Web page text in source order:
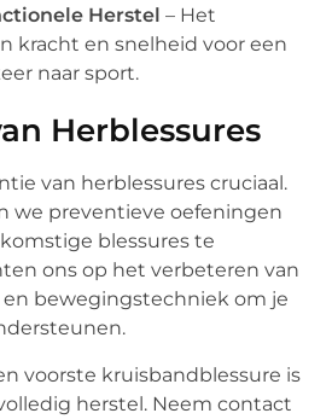
Herstel – Het
kracht en snelheid voor een
naar sport.
Herblessures
van herblessures cruciaal.
we preventieve oefeningen
blessures te
ons op het verbeteren van
en bewegingstechniek om je
voorste kruisbandblessure is
herstel. Neem contact